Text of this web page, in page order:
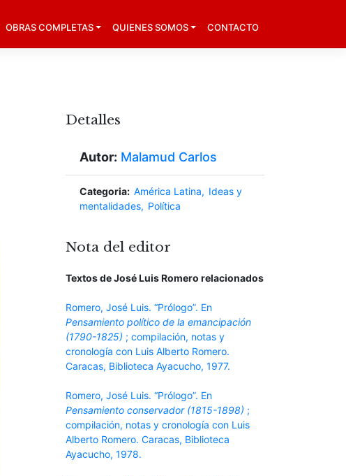
OBRAS COMPLETAS QUIENES SOMOS CONTACTO
Detalles
Autor: Malamud Carlos
Categoria: América Latina
Ideas y
mentalidades
Política
Nota del editor
Textos de José Luis Romero relacionados
Romero, José Luis. “Prólogo”. En
Pensamiento político de la emancipación
(1790-1825) ; compilación, notas y
cronología con Luis Alberto Romero.
Caracas, Biblioteca Ayacucho, 1977.
Romero, José Luis. “Prólogo”. En
Pensamiento conservador (1815-1898) ;
compilación, notas y cronología con Luis
Alberto Romero. Caracas, Biblioteca
Ayacucho, 1978.